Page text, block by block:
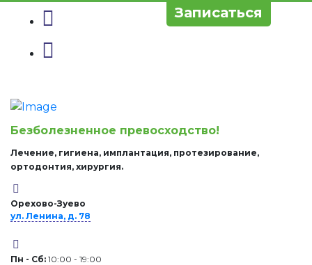
Записаться
Безболезненное превосходство!
Лечение, гигиена, имплантация, протезирование,
ортодонтия, хирургия.
Орехово-Зуево
ул. Ленина, д. 78
Пн - Сб: 10:00 - 19:00